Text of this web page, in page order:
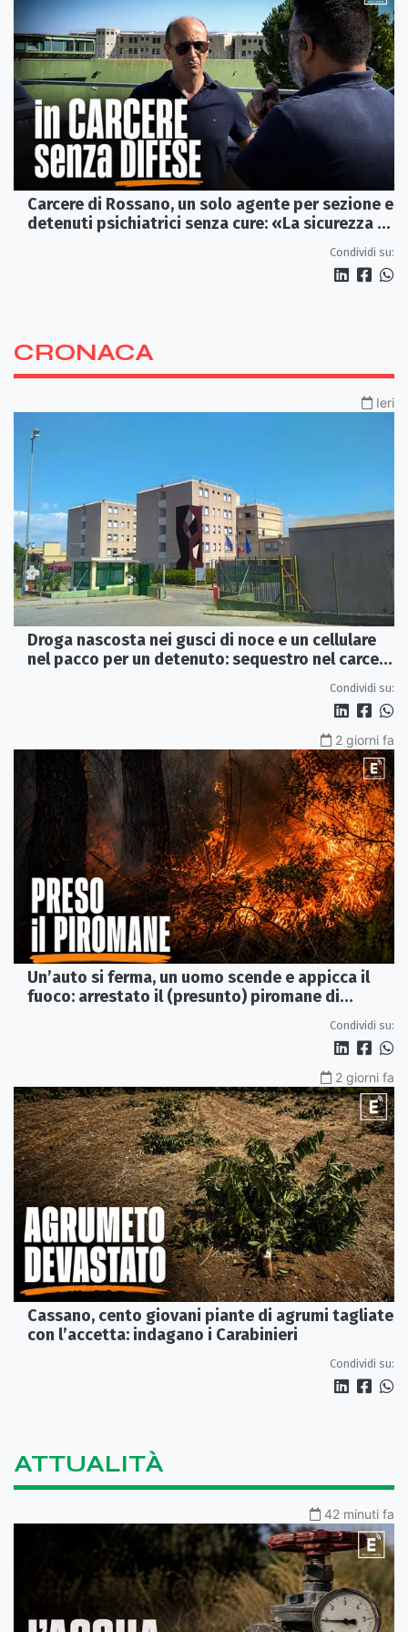
Carcere di Rossano, un solo agente per sezione e
detenuti psichiatrici senza cure: «La sicurezza è
Condividi su:
CRONACA
Ieri
Droga nascosta nei gusci di noce e un cellulare
nel pacco per un detenuto: sequestro nel carcere
Condividi su:
2 giorni fa
Un’auto si ferma, un uomo scende e appicca il
fuoco: arrestato il (presunto) piromane di
Condividi su:
2 giorni fa
Cassano, cento giovani piante di agrumi tagliate
con l’accetta: indagano i Carabinieri
Condividi su:
ATTUALITÀ
42 minuti fa